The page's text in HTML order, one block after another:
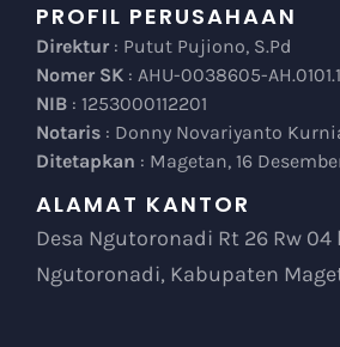
PROFIL PERUSAHAAN
Direktur : Putut Pujiono, S.Pd
Nomer SK : AHU-0038605-
NIB: 1253000112201
Notaris: Donny Novariyanto
Ditetapkan : Magetan, 16
ALAMAT KANTOR
Desa Ngutoronadi Rt 26 Rw
Ngutoronadi, Kabupaten